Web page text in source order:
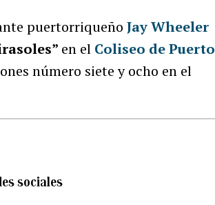
puertorriqueño Jay Wheeler
en el Coliseo de Puerto
número siete y ocho en el
sociales